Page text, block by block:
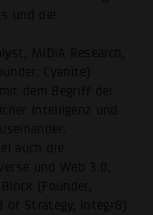
und die
MIDiA Research,
Cyanite)
dem Begriff der
Intelligenz und
auch die
und Web 3.0,
(Founder,
of Strategy, Integr8)